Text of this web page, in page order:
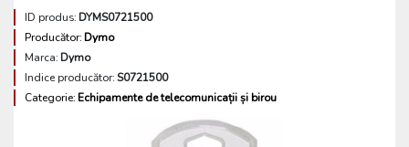
ID produs:DYMS0721500
Producător:Dymo
Marca:Dymo
Indice producător:S0721500
Categorie:Echipamente de telecomunicații și birou